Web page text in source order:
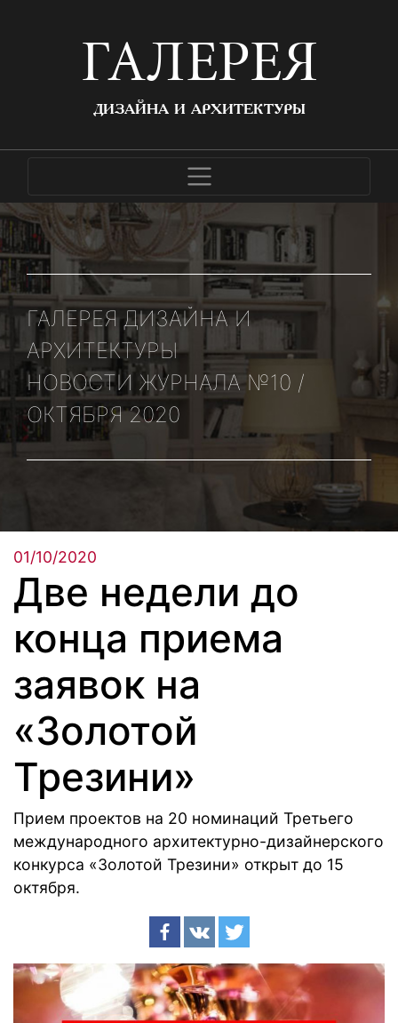
ГАЛЕРЕЯ
ДИЗАЙНА И АРХИТЕКТУРЫ
ГАЛЕРЕЯ ДИЗАЙНА И
АРХИТЕКТУРЫ
НОВОСТИ ЖУРНАЛА №10 /
ОКТЯБРЯ 2020
01/10/2020
Две недели до
конца приема
заявок на
«Золотой
Трезини»
Прием проектов на 20 номинаций Третьего
международного архитектурно-дизайнерского
конкурса «Золотой Трезини» открыт до 15
октября.